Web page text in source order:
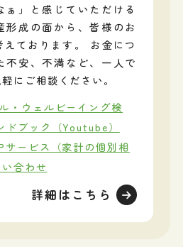
ぁ」と感じていただける
形成の面から、皆様のお
ております。 お金につ
不安、不満など、一人で
にご相談ください。
・ウェルビーイング検
ドブック（Youtube）
サービス（家計の個別相
合わせ
詳細はこちら